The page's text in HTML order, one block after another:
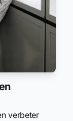
verbeter